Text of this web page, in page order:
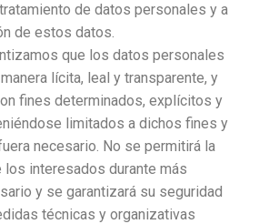
de datos personales y a
de estos datos.
que los datos personales
lícita, leal y transparente, y
fines determinados, explícitos y
limitados a dichos fines y
necesario. No se permitirá la
los interesados durante más
y se garantizará su seguridad
técnicas y organizativas